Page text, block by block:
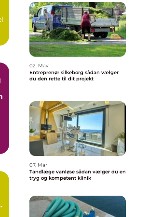
02. May
Entreprenør silkeborg sådan vælger
du den rette til dit projekt
07. Mar
Tandlæge vanløse sådan vælger du en
tryg og kompetent klinik